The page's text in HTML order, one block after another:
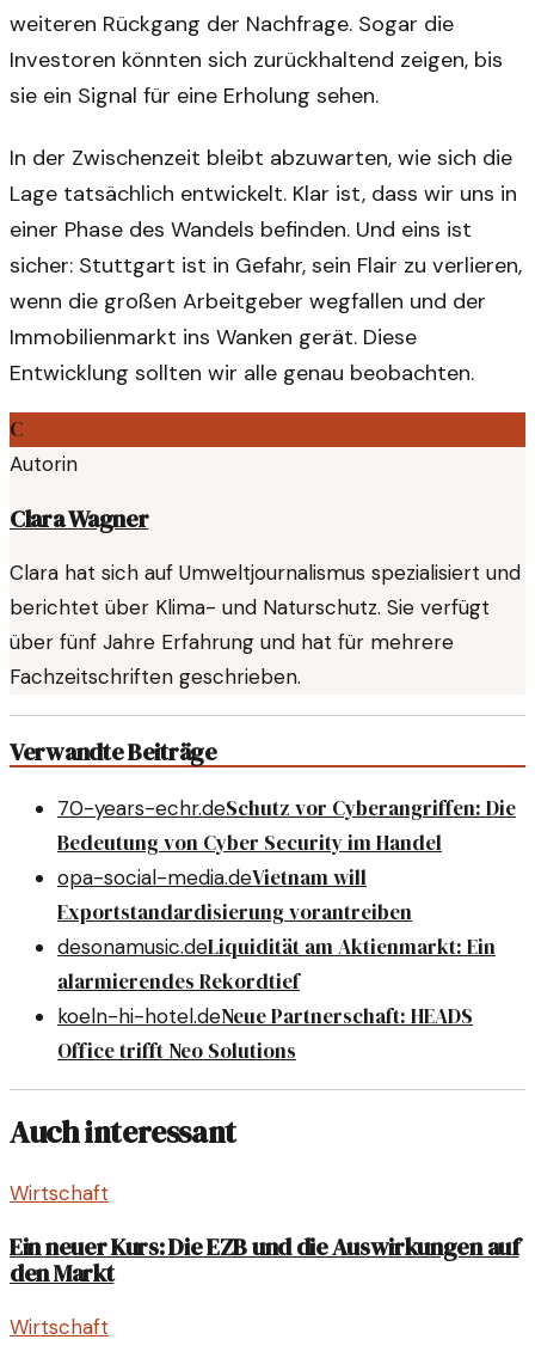
weiteren Rückgang der Nachfrage. Sogar die
Investoren könnten sich zurückhaltend zeigen, bis
sie ein Signal für eine Erholung sehen.
In der Zwischenzeit bleibt abzuwarten, wie sich die
Lage tatsächlich entwickelt. Klar ist, dass wir uns in
einer Phase des Wandels befinden. Und eins ist
sicher: Stuttgart ist in Gefahr, sein Flair zu verlieren,
wenn die großen Arbeitgeber wegfallen und der
Immobilienmarkt ins Wanken gerät. Diese
Entwicklung sollten wir alle genau beobachten.
C
Autorin
Clara Wagner
Clara hat sich auf Umweltjournalismus spezialisiert und
berichtet über Klima- und Naturschutz. Sie verfügt
über fünf Jahre Erfahrung und hat für mehrere
Fachzeitschriften geschrieben.
Verwandte Beiträge
70-years-echr.deSchutz vor Cyberangriffen: Die
Bedeutung von Cyber Security im Handel
opa-social-media.deVietnam will
Exportstandardisierung vorantreiben
desonamusic.deLiquidität am Aktienmarkt: Ein
alarmierendes Rekordtief
koeln-hi-hotel.deNeue Partnerschaft: HEADS
Office trifft Neo Solutions
Auch interessant
Wirtschaft
Ein neuer Kurs: Die EZB und die Auswirkungen auf
den Markt
Wirtschaft